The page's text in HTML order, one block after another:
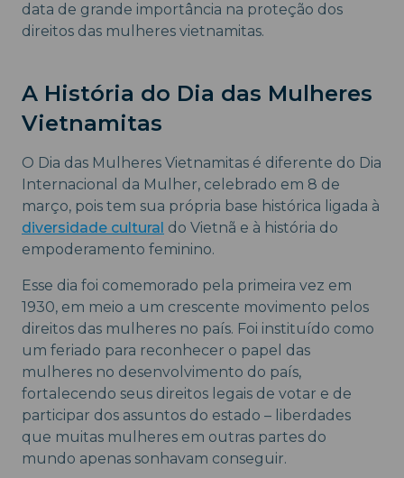
data de grande importância na proteção dos
direitos das mulheres vietnamitas.
A História do Dia das Mulheres
Vietnamitas
O Dia das Mulheres Vietnamitas é diferente do Dia
Internacional da Mulher, celebrado em 8 de
março, pois tem sua própria base histórica ligada à
diversidade cultural do Vietnã e à história do
empoderamento feminino.
Esse dia foi comemorado pela primeira vez em
1930, em meio a um crescente movimento pelos
direitos das mulheres no país. Foi instituído como
um feriado para reconhecer o papel das
mulheres no desenvolvimento do país,
fortalecendo seus direitos legais de votar e de
participar dos assuntos do estado – liberdades
que muitas mulheres em outras partes do
mundo apenas sonhavam conseguir.